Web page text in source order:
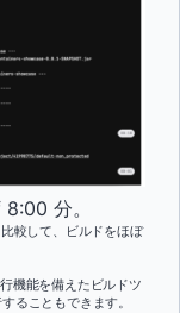
分。
較して、ビルドをほぼ
機能を備えたビルドツ
ることもできます。